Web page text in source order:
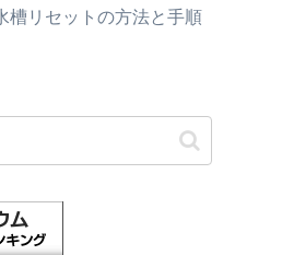
槽リセットの方法と手順